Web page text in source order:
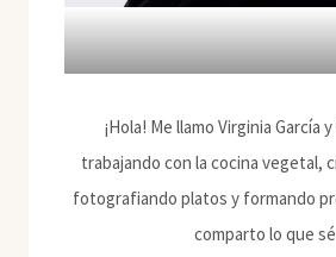
¡Hola! Me llamo Virginia García
trabajando con la cocina vegetal,
fotografiando platos y formando
comparto lo que